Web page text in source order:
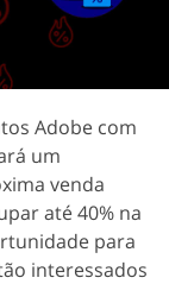
Adobe com
um
venda
até 40% na
para
interessados